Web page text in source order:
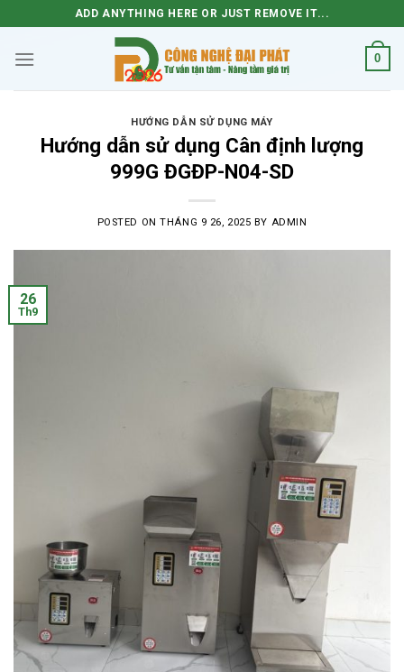
to
content
ADD ANYTHING HERE OR JUST REMOVE IT...
0
HƯỚNG DẪN SỬ DỤNG MÁY
Hướng dẫn sử dụng Cân định lượng
999G ĐGĐP-N04-SD
POSTED ONTHÁNG 9 26, 2025 BY ADMIN
26
Th9